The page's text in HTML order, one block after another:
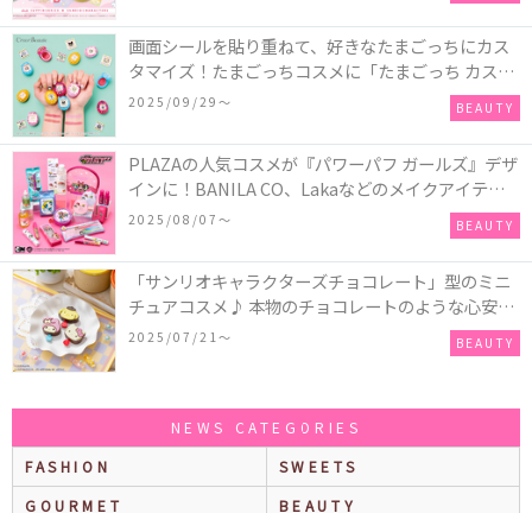
画面シールを貼り重ねて、好きなたまごっちにカス
タマイズ！たまごっちコスメに「たまごっち カスタ
ム!!リップ＆チーク」が新登場
2025/09/29〜 BEAUTY
PLAZAの人気コスメが『パワーパフ ガールズ』デザ
インに！BANILA CO、Lakaなどのメイクアイテム
に、＆honeyやSign+などのヘアアイテム、VTや
2025/08/07〜 BEAUTY
「サンリオキャラクターズチョコレート」型のミニ
チュアコスメ♪ 本物のチョコレートのような心安ら
ぐ香りの保湿バームが登場！
2025/07/21〜 BEAUTY
NEWS CATEGORIES
FASHION
SWEETS
GOURMET
BEAUTY